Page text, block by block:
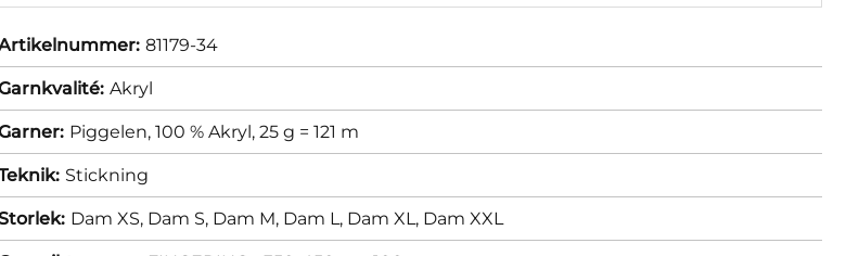
81179-34
Akryl
Piggelen, 100 % Akryl, 25 g = 121 m
Stickning
Dam XS, Dam S, Dam M, Dam L, Dam XL, Dam XXL